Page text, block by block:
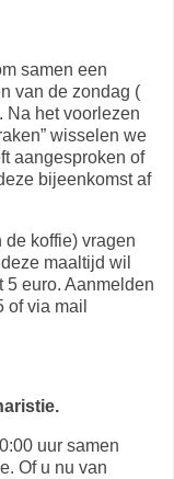
samen een
van de zondag (
Na het voorlezen
wisselen we
aangesproken of
bijeenkomst af
koffie) vragen
maaltijd wil
euro. Aanmelden
of via mail
uur samen
. Of u nu van